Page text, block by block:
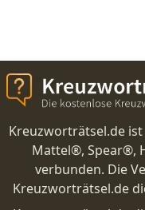
Kreuzworträtsel.de ist
Mattel®, Spear®,
verbunden. Die
Kreuzworträtsel.de